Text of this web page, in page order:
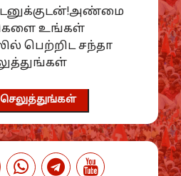
உங்கள்
பெற்றிட சந்தா